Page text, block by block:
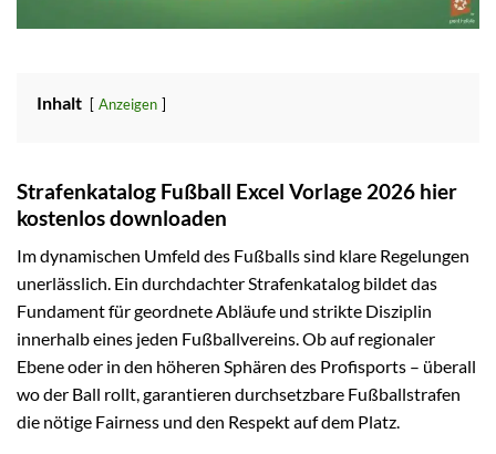
Inhalt Anzeigen
Strafenkatalog Fußball Excel Vorlage 2026 hier
kostenlos downloaden
Im dynamischen Umfeld des Fußballs sind klare Regelungen
unerlässlich. Ein durchdachter Strafenkatalog bildet das
Fundament für geordnete Abläufe und strikte Disziplin
innerhalb eines jeden Fußballvereins. Ob auf regionaler
Ebene oder in den höheren Sphären des Profisports – überall
wo der Ball rollt, garantieren durchsetzbare Fußballstrafen
die nötige Fairness und den Respekt auf dem Platz.